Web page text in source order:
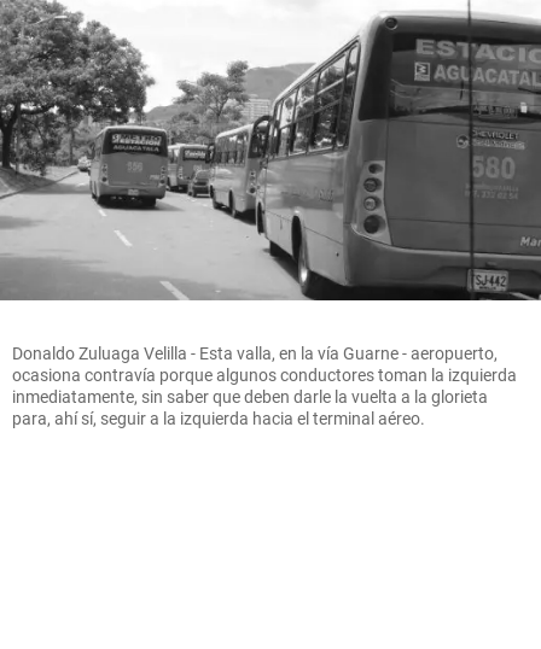
Donaldo Zuluaga Velilla - Esta valla, en la vía Guarne - aeropuerto,
ocasiona contravía porque algunos conductores toman la izquierda
inmediatamente, sin saber que deben darle la vuelta a la glorieta
para, ahí sí, seguir a la izquierda hacia el terminal aéreo.